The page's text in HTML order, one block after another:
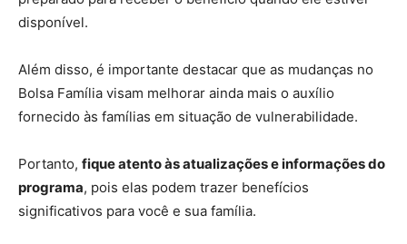
disponível.
Além disso, é importante destacar que as mudanças no
Bolsa Família visam melhorar ainda mais o auxílio
fornecido às famílias em situação de vulnerabilidade.
Portanto, fique atento às atualizações e informações do
programa, pois elas podem trazer benefícios
significativos para você e sua família.